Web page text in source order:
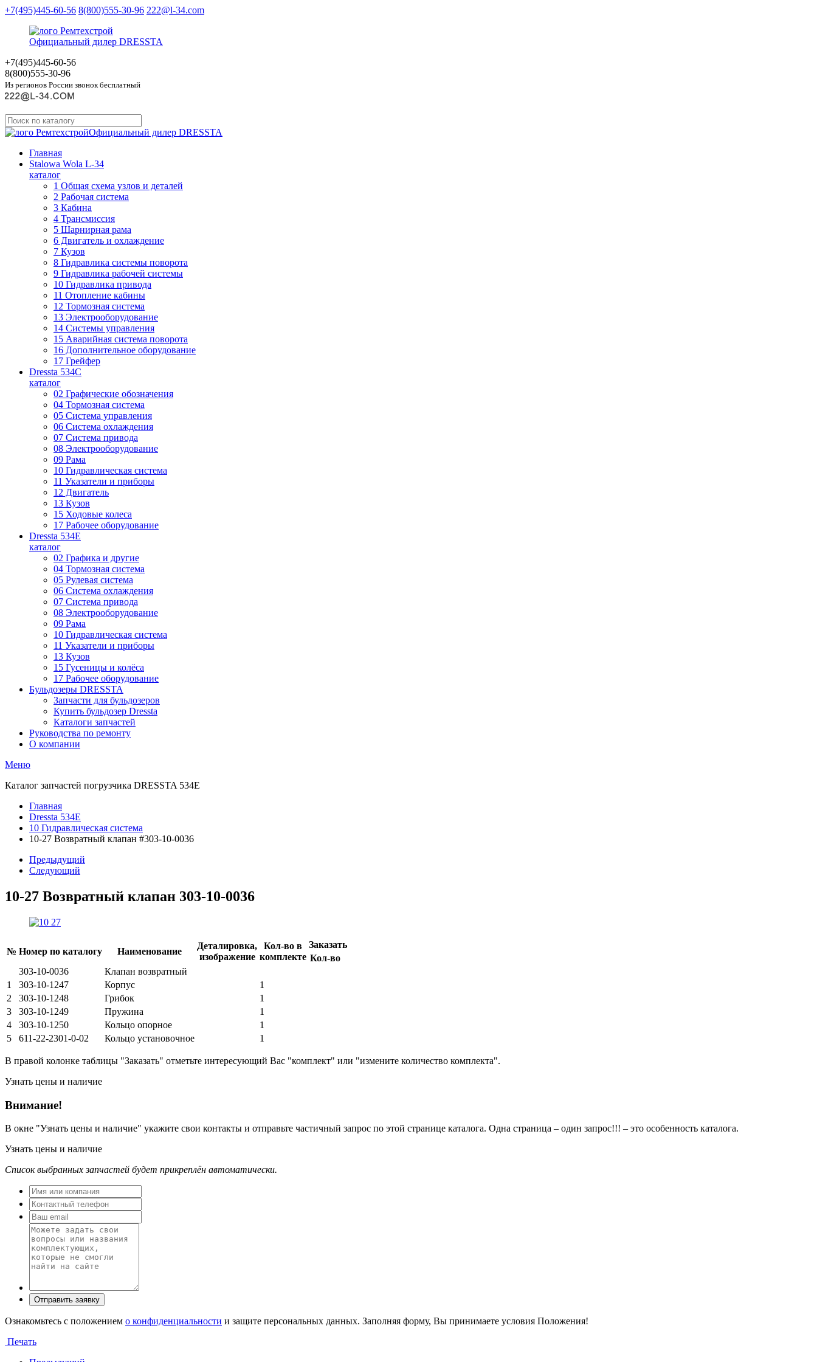
+7(495)445-60-56 8(800)555-30-96 222@l-34.com
Официальный дилер DRESSTA
+7(495)445-60-56
8(800)555-30-96
Из регионов России звонок бесплатный
Официальный дилер DRESSTA
Главная
Stalowa Wola L-34
каталог
1 Общая схема узлов и деталей
2 Рабочая система
3 Кабина
4 Трансмиссия
5 Шарнирная рама
6 Двигатель и охлаждение
7 Кузов
8 Гидравлика системы поворота
9 Гидравлика рабочей системы
10 Гидравлика привода
11 Отопление кабины
12 Тормозная система
13 Электрооборудование
14 Системы управления
15 Аварийная система поворота
16 Дополнительное оборудование
17 Грейфер
Dressta 534C
каталог
02 Графические обозначения
04 Тормозная система
05 Система управления
06 Система охлаждения
07 Система привода
08 Электрооборудование
09 Рама
10 Гидравлическая система
11 Указатели и приборы
12 Двигатель
13 Кузов
15 Ходовые колеса
17 Рабочее оборудование
Dressta 534E
каталог
02 Графика и другие
04 Тормозная система
05 Рулевая система
06 Система охлаждения
07 Система привода
08 Электрооборудование
09 Рама
10 Гидравлическая система
11 Указатели и приборы
13 Кузов
15 Гусеницы и колёса
17 Рабочее оборудование
Бульдозеры DRESSTA
Запчасти для бульдозеров
Купить бульдозер Dressta
Каталоги запчастей
Руководства по ремонту
О компании
Меню
Каталог запчастей погрузчика DRESSTA 534E
Главная
Dressta 534E
10 Гидравлическая система
10-27 Возвратный клапан #303-10-0036
Предыдущий
Следующий
10-27 Возвратный клапан 303-10-0036
№ Номер по каталогу Наименование
Деталировка,
изображение
Кол-во в
комплекте
Заказать
Кол-во
303-10-0036
Клапан возвратный
1
303-10-1247 Корпус
1
2
303-10-1248 Грибок
1
3
303-10-1249 Пружина
1
4
303-10-1250 Кольцо опорное
1
5
611-22-2301-0-02 Кольцо установочное 1
В правой колонке таблицы "Заказать" отметьте интересующий Вас "комплект" или "измените количество комплекта".
Узнать цены и наличие
Внимание!
В окне "Узнать цены и наличие" укажите свои контакты и отправьте частичный запрос по этой странице каталога. Одна страница – один запрос!!! – это особенность каталога.
Узнать цены и наличие
Список выбранных запчастей будет прикреплён автоматически.
Ознакомьтесь с положением о конфиденциальности и защите персональных данных. Заполняя форму, Вы принимаете условия Положения!
Печать